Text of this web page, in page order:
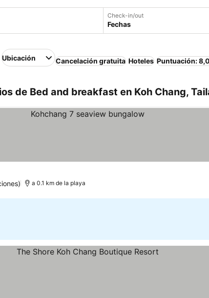
Check-in/out
Fechas
Ubicación Cancelación gratuita Hoteles Puntuación:
de Bed and breakfast en Koh Chang,
a 0.1 km de la playa